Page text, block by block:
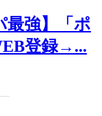
最強】「ポ
登録→...